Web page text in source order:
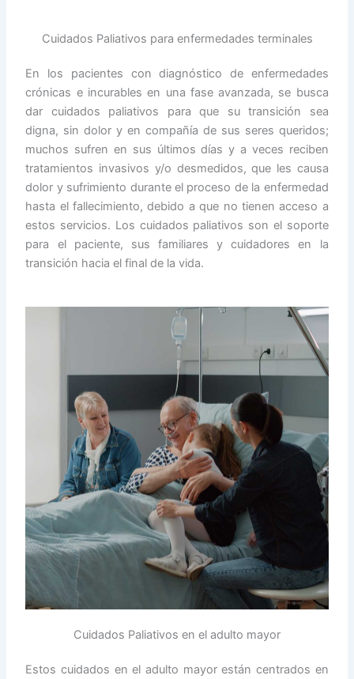
Cuidados Paliativos para enfermedades terminales
En los pacientes con diagnóstico de enfermedades
crónicas e incurables en una fase avanzada, se busca
dar cuidados paliativos para que su transición sea
digna, sin dolor y en compañía de sus seres queridos;
muchos sufren en sus últimos días y a veces reciben
tratamientos invasivos y/o desmedidos, que les causa
dolor y sufrimiento durante el proceso de la enfermedad
hasta el fallecimiento, debido a que no tienen acceso a
estos servicios. Los cuidados paliativos son el soporte
para el paciente, sus familiares y cuidadores en la
transición hacia el final de la vida.
Cuidados Paliativos en el adulto mayor
Estos cuidados en el adulto mayor están centrados en